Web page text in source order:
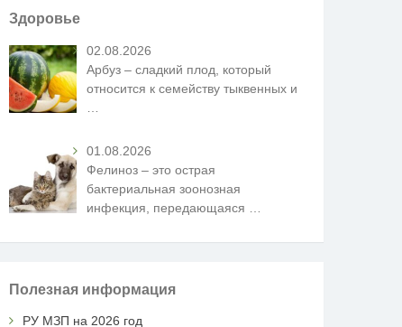
Здоровье
02.08.2026
Арбуз – сладкий плод, который
относится к семейству тыквенных и
01.08.2026
Фелиноз – это острая
бактериальная зоонозная
инфекция, передающаяся
Полезная информация
РУ МЗП на 2026 год